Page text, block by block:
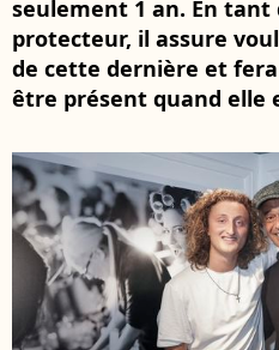
seulement 1 an. En
protecteur, il assure
de cette dernière et
être présent quand elle